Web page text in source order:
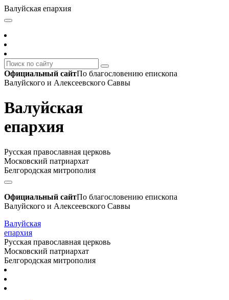
Валуйская епархия
Официальный сайтПо благословению епископа
Валуйского и Алексеевского Саввы
Валуйская
епархия
Русская православная церковь
Московский патриархат
Белгородская митрополия
Официальный сайтПо благословению епископа
Валуйского и Алексеевского Саввы
Валуйская
епархия
Русская православная церковь
Московский патриархат
Белгородская митрополия